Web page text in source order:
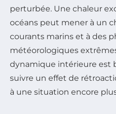
perturbée. Une chaleur
océans peut mener à un
courants marins et à des
météorologiques
dynamique intérieure est
suivre un effet de
à une situation encore